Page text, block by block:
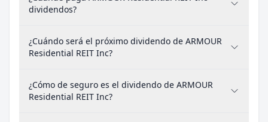
dividendos?
¿Cuándo será el próximo dividendo de ARMOUR
Residential REIT Inc?
¿Cómo de seguro es el dividendo de ARMOUR
Residential REIT Inc?